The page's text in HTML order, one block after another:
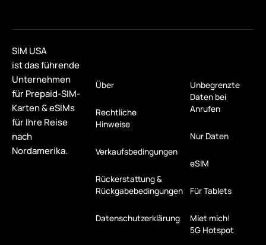
SIM USA
ist das führende
Unternehmen
für Prepaid-SIM-
Karten & eSIMs
für Ihre Reise
nach
Nordamerika.
Über
Rechtliche
Hinweise
Verkaufsbedingungen
Rückerstattung &
Rückgabebedingungen
Datenschutzerklärung
Unbegrenzte
Daten bei
Anrufen
Nur Daten
eSIM
Für Tablets
Miet mich!
5G Hotspot